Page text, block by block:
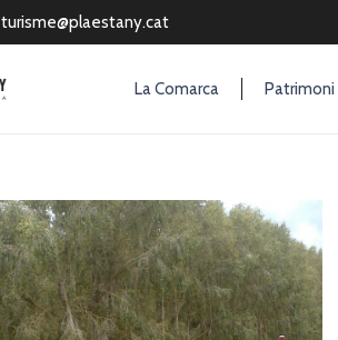
turisme@plaestany.cat
La Comarca Patrimoni